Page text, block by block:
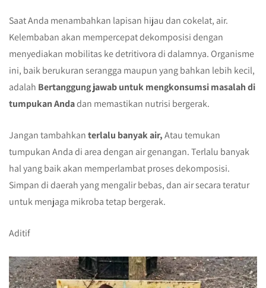
Saat Anda menambahkan lapisan hijau dan cokelat, air.
Kelembaban akan mempercepat dekomposisi dengan
menyediakan mobilitas ke detritivora di dalamnya. Organisme
ini, baik berukuran serangga maupun yang bahkan lebih kecil,
adalah Bertanggung jawab untuk mengkonsumsi masalah di
tumpukan Andadan memastikan nutrisi bergerak.
Jangan tambahkanterlalu banyak air,Atau temukan
tumpukan Anda di area dengan air genangan. Terlalu banyak
hal yang baik akan memperlambat proses dekomposisi.
Simpan di daerah yang mengalir bebas, dan air secara teratur
untuk menjaga mikroba tetap bergerak.
Aditif